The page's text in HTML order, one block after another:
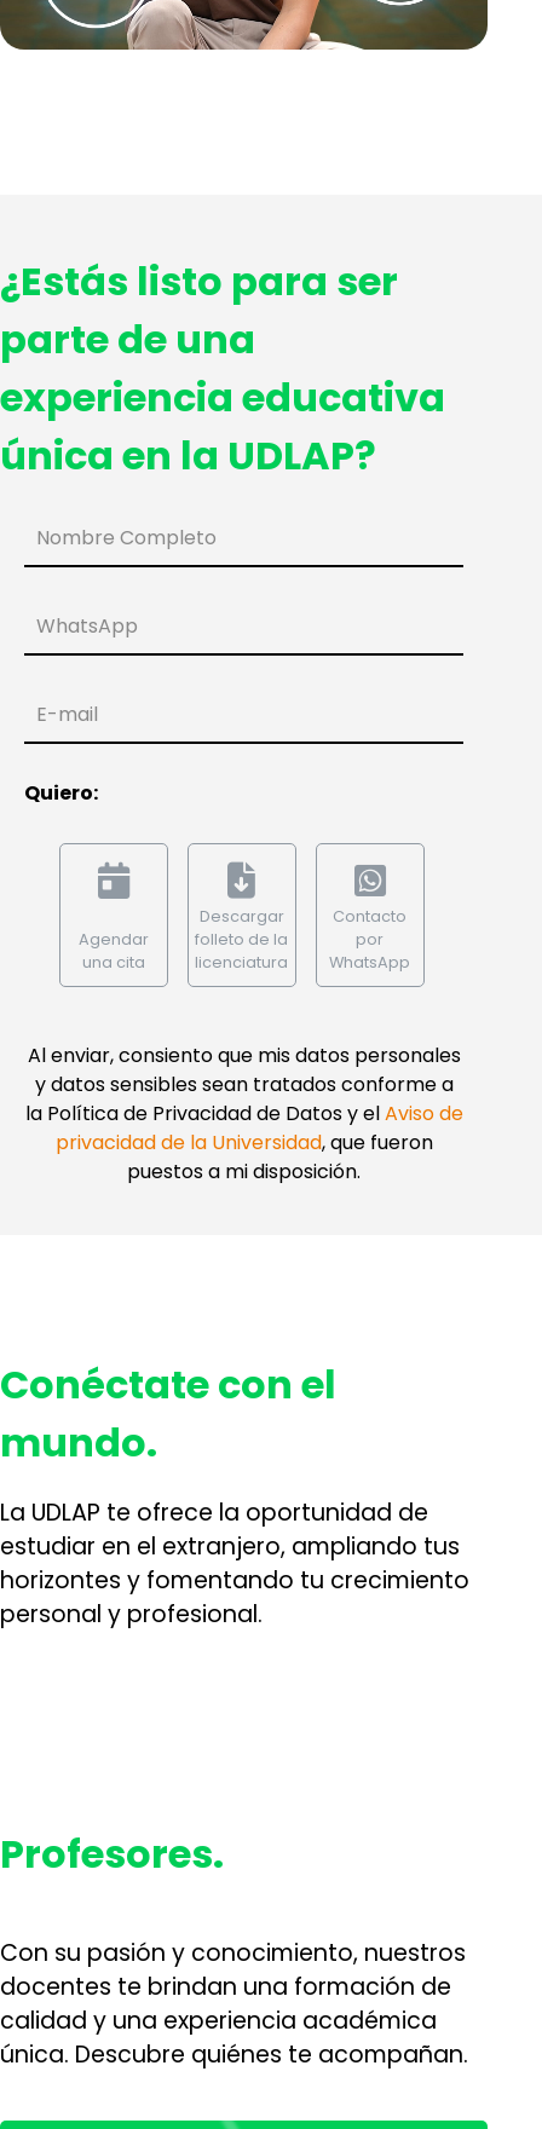
¿Estás listo para ser
parte de una
experiencia educativa
única en la UDLAP?
Nombre Completo
WhatsApp
E-mail
Quiero:
Agendar
una cita
Descargar
folleto de la
licenciatura
Contacto
por
WhatsApp
Al enviar, consiento que mis datos personales
y datos sensibles sean tratados conforme a
la Política de Privacidad de Datos y elAviso de
privacidad de la Universidad, que fueron
puestos a mi disposición.
Conéctate con el
mundo.
La UDLAP te ofrece la oportunidad de
estudiar en el extranjero, ampliando tus
horizontes y fomentando tu crecimiento
personal y profesional.
Profesores.
Con su pasión y conocimiento, nuestros
docentes te brindan una formación de
calidad y una experiencia académica
única. Descubre quiénes te acompañan.